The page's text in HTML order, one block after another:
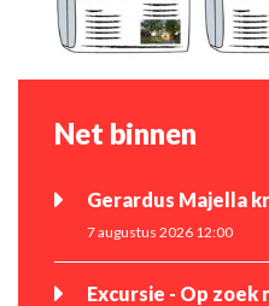
Net binnen
Gerardus Majella
7 augustus 2026 12:00
Excursie - Op zoek